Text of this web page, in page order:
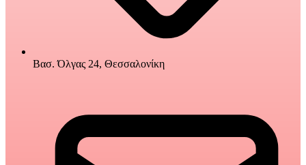
Βασ. Όλγας 24, Θεσσαλονίκη